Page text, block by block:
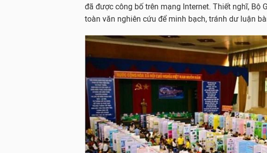
đã được công bố trên mạng Internet. Thiết nghĩ, Bộ
toàn văn nghiên cứu để minh bạch, tránh dư luận